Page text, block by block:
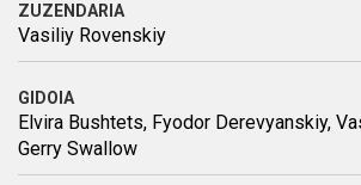
ZUZENDARIA
Vasiliy Rovenskiy
GIDOIA
Elvira Bushtets, Fyodor Derevyanskiy,
Gerry Swallow